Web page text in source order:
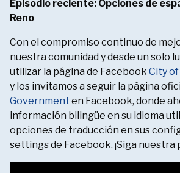
Episodio reciente: Opciones de
Reno
Con el compromiso continuo de
nuestra comunidad y desde un solo
utilizar la página de Facebook City
y los invitamos a seguir la página
Government en Facebook, donde
información bilingüe en su idioma
opciones de traducción en sus
settings de Facebook. ¡Siga nuestra